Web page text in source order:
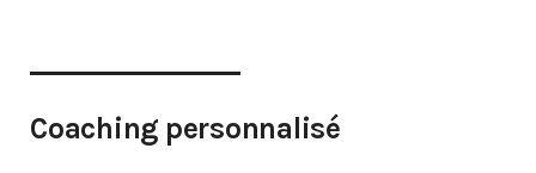
Coaching personnalisé